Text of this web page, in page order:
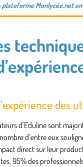
plateforme Monlycée.net
des
d’Eduline sont
d’entre eux
direct sur leur
95% des